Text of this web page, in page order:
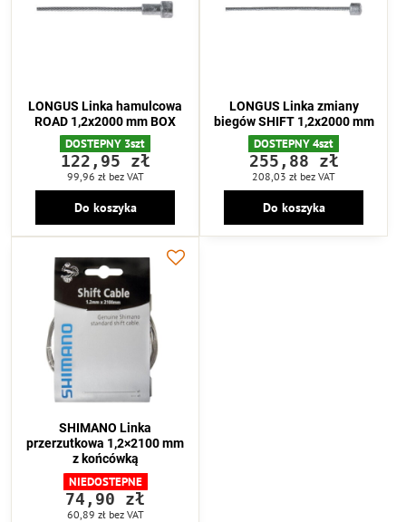
LONGUS Linka hamulcowa
ROAD 1,2x2000 mm BOX
DOSTEPNY 3szt
122,95 zł
99,96 zł bez VAT
Do koszyka
LONGUS Linka zmiany
biegów SHIFT 1,2x2000 mm
DOSTEPNY 4szt
255,88 zł
208,03 zł bez VAT
Do koszyka
SHIMANO Linka
przerzutkowa 1,2×2100 mm
z końcówką
NIEDOSTEPNE
74,90 zł
60,89 zł bez VAT